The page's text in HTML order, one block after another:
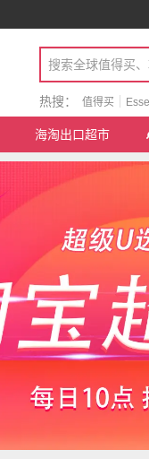
热搜： 值得买
海淘出口超市